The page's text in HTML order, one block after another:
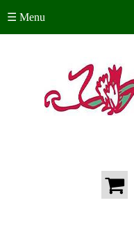
☰ Menu